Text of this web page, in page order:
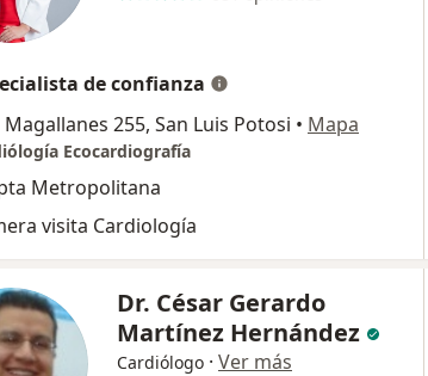
de confianza
Magallanes 255, San Luis Potosi • Mapa
Ecocardiografía
Metropolitana
visita Cardiología
Dr. César Gerardo
Martínez Hernández
Cardiólogo · Ver más